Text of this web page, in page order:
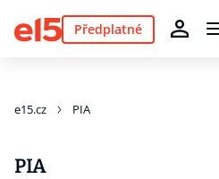
Předplatné
e15.cz PIA
PIA